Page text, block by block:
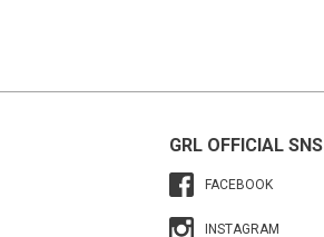
GRL OFFICIAL SNS
FACEBOOK
INSTAGRAM